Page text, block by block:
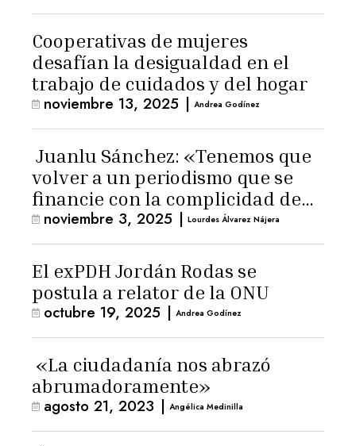
Cooperativas de mujeres
desafían la desigualdad en el
trabajo de cuidados y del hogar
noviembre 13, 2025 | Andrea Godínez
Juanlu Sánchez: «Tenemos que
volver a un periodismo que se
financie con la complicidad de
los lectores»
noviembre 3, 2025 | Lourdes Álvarez Nájera
El exPDH Jordán Rodas se
postula a relator de la ONU
octubre 19, 2025 | Andrea Godínez
«La ciudadanía nos abrazó
abrumadoramente»
agosto 21, 2023 | Angélica Medinilla